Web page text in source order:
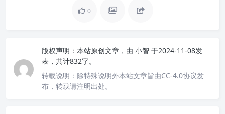
0
版权声明： 本站原创文章，由 小智 于2024-11-08发
表，共计832字。
转载说明： 除特殊说明外本站文章皆由CC-4.0协议发
布，转载请注明出处。